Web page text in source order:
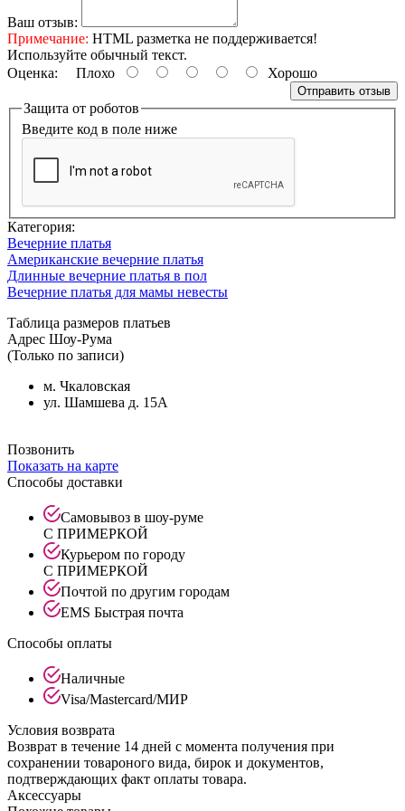
Ваш отзыв:
Примечание: HTML разметка не поддерживается!
Используйте обычный текст.
Оценка: Плохо Хорошо
Отправить отзыв
Защита от роботов
Введите код в поле ниже
Категория:
Вечерние платья
Американские вечерние платья
Длинные вечерние платья в пол
Вечерние платья для мамы невесты
Таблица размеров платьев
Адрес Шоу-Рума
(Только по записи)
м. Чкаловская
ул. Шамшева д. 15А
Позвонить
Показать на карте
Способы доставки
Самовывоз в шоу-руме
С ПРИМЕРКОЙ
Курьером по городу
С ПРИМЕРКОЙ
Почтой по другим городам
EMS Быстрая почта
Способы оплаты
Наличные
Visa/Mastercard/МИР
Условия возврата
Возврат в течение 14 дней с момента получения при
сохранении товароного вида, бирок и документов,
подтверждающих факт оплаты товара.
Аксессуары